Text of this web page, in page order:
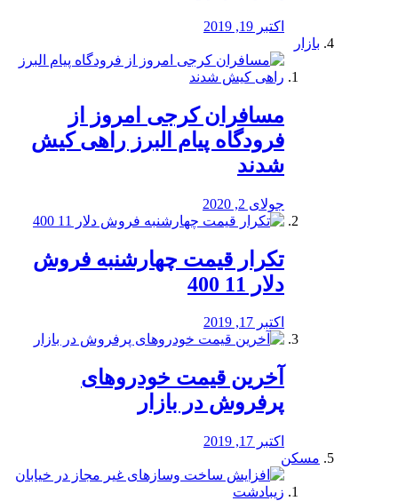
اکتبر 19, 2019
بازار
مسافران کرجی امروز از
فرودگاه پیام البرز راهی کیش
شدند
جولای 2, 2020
تکرار قیمت چهارشنبه فروش
دلار 11 400
اکتبر 17, 2019
آخرین قیمت خودرو‌های
پرفروش در بازار
اکتبر 17, 2019
مسکن